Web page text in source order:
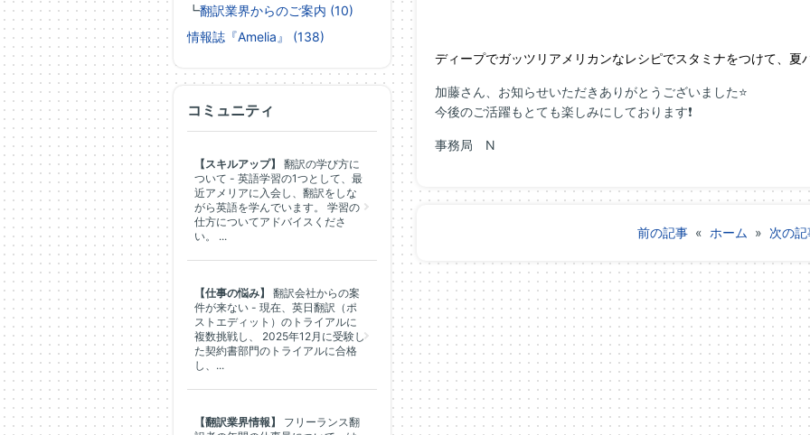
ディープでガッツリアメリカンなレシピでスタミナをつけて、夏
加藤さん、お知らせいただきありがとうございました⭐
今後のご活躍もとても楽しみにしております❗
事務局 N
前の記事 « ホーム » 次の
┗翻訳業界からのご案内 (10)
情報誌『Amelia』 (138)
コミュニティ
【スキルアップ】
翻訳の学び方に
ついて - 英語学習の1つとして、最
近アメリアに入会し、翻訳をしな
がら英語を学んでいます。 学習の
仕方についてアドバイスくださ
い。 ...
【仕事の悩み】
翻訳会社からの案
件が来ない - 現在、英日翻訳（ポ
ストエディット）のトライアルに
複数挑戦し、 2025年12月に受験し
た契約書部門のトライアルに合格
し、...
【翻訳業界情報】
フリーランス翻